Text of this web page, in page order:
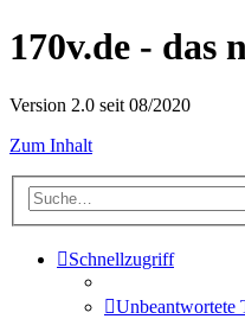
170v.de - das
Version 2.0 seit 08/2020
Zum Inhalt
Schnellzugriff
Unbeantwortete